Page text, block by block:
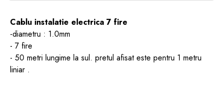
Cablu instalatie electrica 7 fire
-diametru : 1.0mm
- 7 fire
- 50 metri lungime la sul. pretul afisat este pentru 1 metru
liniar .